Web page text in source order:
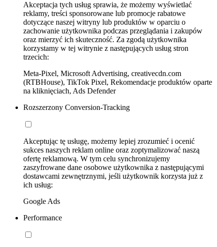
Akceptacja tych usług sprawia, że możemy wyświetlać
reklamy, treści sponsorowane lub promocje rabatowe
dotyczące naszej witryny lub produktów w oparciu o
zachowanie użytkownika podczas przeglądania i zakupów
oraz mierzyć ich skuteczność. Za zgodą użytkownika
korzystamy w tej witrynie z następujących usług stron
trzecich:
Meta-Pixel, Microsoft Advertising, creativecdn.com
(RTBHouse), TikTok Pixel, Rekomendacje produktów oparte
na kliknięciach, Ads Defender
Rozszerzony Conversion-Tracking
Akceptując tę usługę, możemy lepiej zrozumieć i ocenić
sukces naszych reklam online oraz zoptymalizować naszą
ofertę reklamową. W tym celu synchronizujemy
zaszyfrowane dane osobowe użytkownika z następującymi
dostawcami zewnętrznymi, jeśli użytkownik korzysta już z
ich usług:
Google Ads
Performance